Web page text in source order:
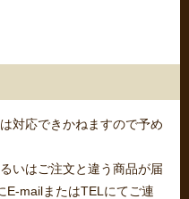
対応できかねますので予め
いはご注文と違う商品が届
E-mailまたはTELにてご連